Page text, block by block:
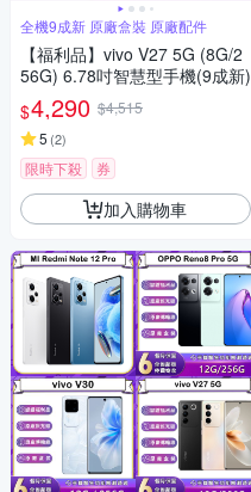
全機9成新 原廠盒裝 原廠配件
【福利品】vivo V27 5G (8G/2
56G) 6.78吋智慧型手機(9成新)
$4,290 $4,515
5 (2)
限時下殺 券
加入購物車